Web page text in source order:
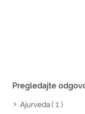
Pregledajte
Ajurveda( 1 )